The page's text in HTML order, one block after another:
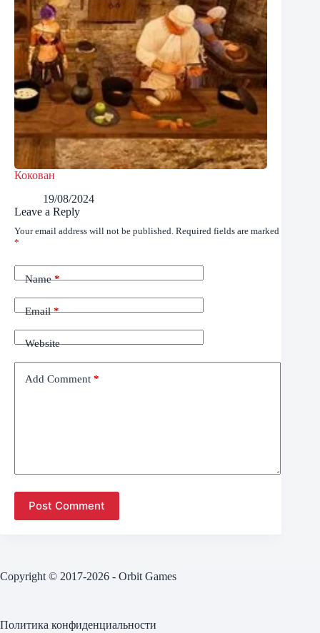
Кокован
19/08/2024
Leave a Reply
Your email address will not be published. Required fields are marked
*
Name*
Email*
Website
Add Comment *
Post Comment
Copyright © 2017-2026 - Orbit Games
Политика конфиденциальности